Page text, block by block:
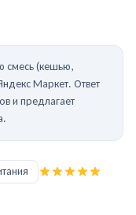
смесь (кешью,
Маркет. Ответ
и предлагает